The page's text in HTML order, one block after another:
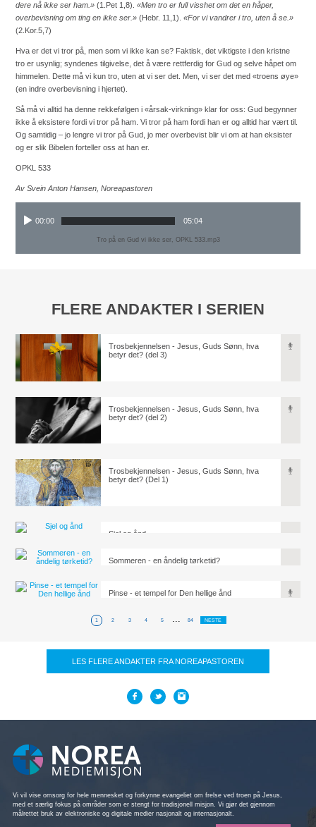
dere nå ikke ser ham.» (1.Pet 1,8). «Men tro er full visshet om det en håper,
overbevisning om ting en ikke ser.» (Hebr. 11,1). «For vi vandrer i tro, uten å se.»
(2.Kor.5,7)
Hva er det vi tror på, men som vi ikke kan se? Faktisk, det viktigste i den kristne
tro er usynlig; syndenes tilgivelse, det å være rettferdig for Gud og selve håpet om
himmelen. Dette må vi kun tro, uten at vi ser det. Men, vi ser det med «troens øye»
(en indre overbevisning i hjertet).
Så må vi alltid ha denne rekkefølgen i «årsak-virkning» klar for oss: Gud begynner
ikke å eksistere fordi vi tror på ham. Vi tror på ham fordi han er og alltid har vært til.
Og samtidig – jo lengre vi tror på Gud, jo mer overbevist blir vi om at han eksister
og er slik Bibelen forteller oss at han er.
OPKL 533
Av Svein Anton Hansen, Noreapastoren
00:00 05:04
Tro på en Gud vi ikke ser, OPKL 533.mp3
FLERE ANDAKTER I SERIEN
Trosbekjennelsen - Jesus, Guds Sønn, hva
betyr det? (del 3)
Trosbekjennelsen - Jesus, Guds Sønn, hva
betyr det? (del 2)
Trosbekjennelsen - Jesus, Guds Sønn, hva
betyr det? (Del 1)
Sjel og ånd
Sommeren - en åndelig tørketid?
Pinse - et tempel for Den hellige ånd
1 2 3 4 5 84 NESTE
LES FLERE ANDAKTER FRA NOREAPASTOREN
Vi vil vise omsorg for hele mennesket og forkynne evangeliet om frelse ved troen på Jesus,
med et særlig fokus på områder som er stengt for tradisjonell misjon. Vi gjør det gjennom
målrettet bruk av elektroniske og digitale medier nasjonalt og internasjonalt.